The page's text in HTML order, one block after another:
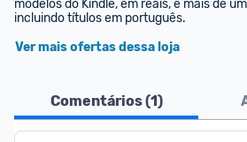
modelos do Kindle, em reais, e mais de
incluindo títulos em português.
Ver mais ofertas dessa loja
Comentários (1)